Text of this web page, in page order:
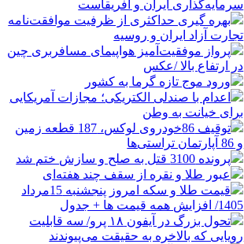
سرمایه‌گذاری ایران و آفریقاست
بهره گیری حداکثری از ظرفیت موافقت‌نامه
تجارت آزاد ایران و روسیه
پرواز موفقیت‌آمیز هواپیمای مسافربری چین
در ارتفاع بالا /عکس
ورود موج تازه گرما به کشور
اعدام با صندلی الکتریکی؛ مجازات آمریکایی
برای خیانت به وطن
توقیف 86خودروی لوکس، 187 قطعه زمین
و 86 آپارتمان تراستی‌ها
پرونده 3100 قتل به صلح و سازش ختم شد
عبور طلا و نقره از سقف چند هفته‌ای
قیمت طلا و سکه امروز پنجشنبه 15مرداد
1405/ افزایش همه قیمت ها + جدول
تحول بزرگ در آیفون ۱۸ پرو/ سه قابلیت
رویایی که بالاخره به حقیقت می‌پیوندند